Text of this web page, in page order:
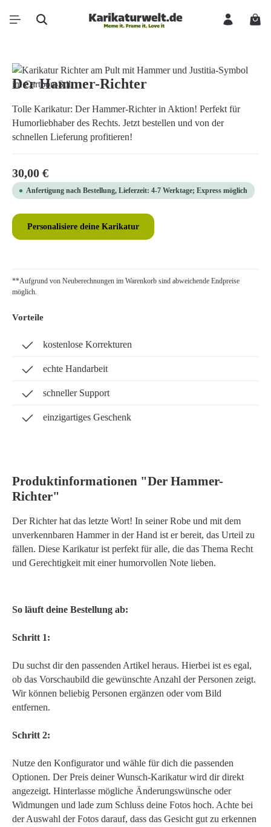
Zum Hauptinhalt springen
Bildergalerie überspringen
Der Hammer-Richter
Tolle Karikatur: Der Hammer-Richter in Aktion! Perfekt für
Humorliebhaber des Rechts. Jetzt bestellen und von der
schnellen Lieferung profitieren!
Regulärer Preis:
30,00 €
Anfertigung nach Bestellung, Lieferzeit: 4-7 Werktage; Express möglich
Personalisiere deine Karikatur
**Aufgrund von Neuberechnungen im Warenkorb sind abweichende Endpreise
möglich.
Vorteile
kostenlose Korrekturen
echte Handarbeit
schneller Support
einzigartiges Geschenk
Produktinformationen "Der Hammer-
Richter"
Der Richter hat das letzte Wort! In seiner Robe und mit dem
unverkennbaren Hammer in der Hand ist er bereit, das Urteil zu
fällen. Diese Karikatur ist perfekt für alle, die das Thema Recht
und Gerechtigkeit mit einer humorvollen Note lieben.
So läuft deine Bestellung ab:
Schritt 1:
Du suchst dir den passenden Artikel heraus. Hierbei ist es egal,
ob das Vorschaubild die gewünschte Anzahl der Personen zeigt.
Wir können beliebig Personen ergänzen oder vom Bild
entfernen.
Schritt 2:
Nutze den Konfigurator und wähle für dich die passenden
Optionen. Der Preis deiner Wunsch-Karikatur wird dir direkt
angezeigt. Hinterlasse mögliche Änderungswünsche oder
Widmungen und lade zum Schluss deine Fotos hoch. Achte bei
der Auswahl der Fotos darauf, dass das Gesicht gut zu erkennen